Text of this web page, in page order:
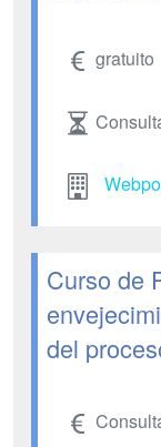
gratuito
Curso de
del